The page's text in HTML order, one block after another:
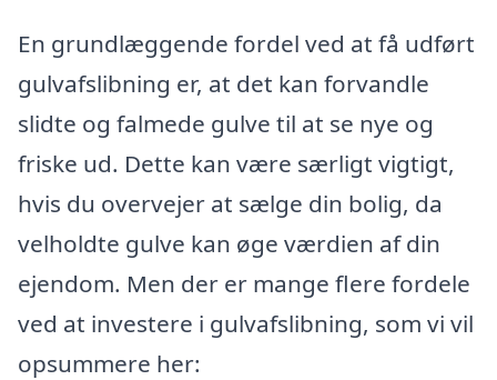
En grundlæggende fordel ved at få udført
gulvafslibning er, at det kan forvandle
slidte og falmede gulve til at se nye og
friske ud. Dette kan være særligt vigtigt,
hvis du overvejer at sælge din bolig, da
velholdte gulve kan øge værdien af din
ejendom. Men der er mange flere fordele
ved at investere i gulvafslibning, som vi vil
opsummere her: